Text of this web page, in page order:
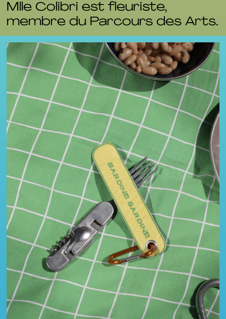
Mlle Colibri est fleuriste,
membre du Parcours des Arts.